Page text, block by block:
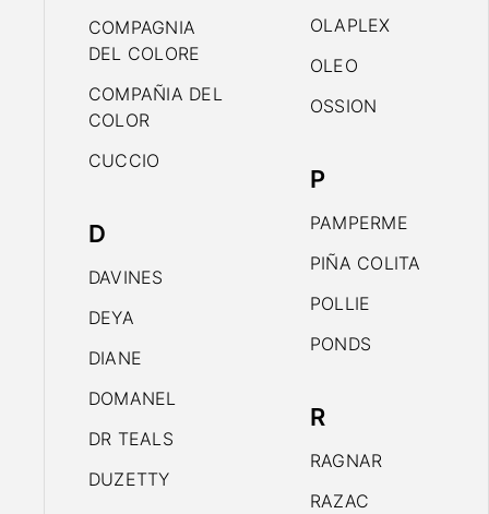
COMPAGNIA
DEL COLORE
COMPAÑIA DEL
COLOR
CUCCIO
D
DAVINES
DEYA
DIANE
DOMANEL
DR TEALS
DUZETTY
OLAPLEX
OLEO
OSSION
P
PAMPERME
PIÑA COLITA
POLLIE
PONDS
R
RAGNAR
RAZAC